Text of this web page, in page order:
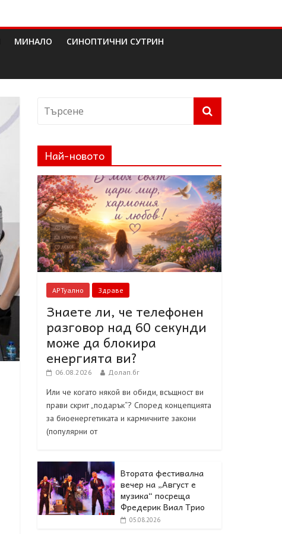
МИНАЛО СИНОПТИЧНИ СУТРИН
Най-новото
АРТуално Здраве
Знаете ли, че телефонен
разговор над 60 секунди
може да блокира
енергията ви?
06.08.2026 Долап.бг
Или че когато някой ви обиди, всъщност ви
прави скрит „подарък“? ​Според концепцията
за биоенергетиката и кармичните закони
(популярни от
Втората фестивална
вечер на „Август е
музика“ посреща
Фредерик Виал Трио
05.08.2026